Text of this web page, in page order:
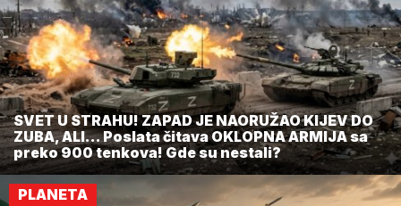
SVET U STRAHU! ZAPAD JE NAORUŽAO KIJEV DO
ZUBA, ALI... Poslata čitava OKLOPNA ARMIJA sa
preko 900 tenkova! Gde su nestali?
PLANETA